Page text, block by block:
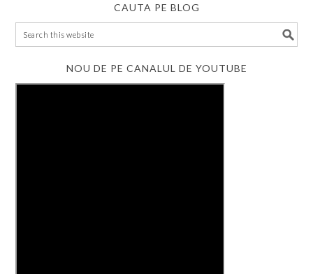
CAUTA PE BLOG
NOU DE PE CANALUL DE YOUTUBE